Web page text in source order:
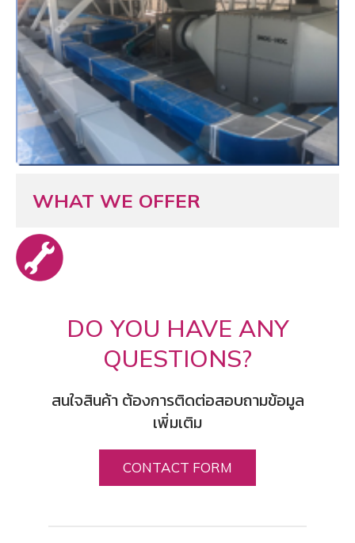
WHAT WE OFFER
DO YOU HAVE ANY
QUESTIONS?
สนใจสินค้า ต้องการติดต่อสอบถามข้อมูล
เพิ่มเติม
CONTACT FORM